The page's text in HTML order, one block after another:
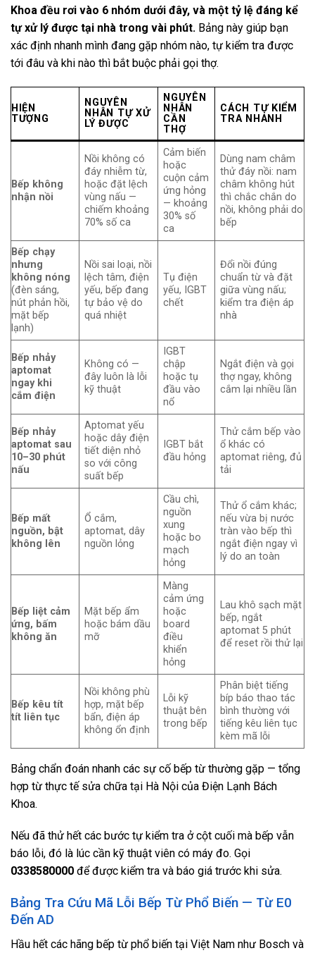
Khoa đều rơi vào 6 nhóm dưới đây, và một tỷ lệ đáng kể
tự xử lý được tại nhà trong vài phút. Bảng này giúp bạn
xác định nhanh mình đang gặp nhóm nào, tự kiểm tra được
tới đâu và khi nào thì bắt buộc phải gọi thợ.
HIỆN
TƯỢNG
NGUYÊN
NHÂN TỰ XỬ
LÝ ĐƯỢC
NGUYÊN
NHÂN
CẦN
THỢ
CÁCH TỰ KIỂM
TRA NHANH
Bếp không
nhận nồi
Nồi không có
đáy nhiễm từ,
hoặc đặt lệch
vùng nấu —
chiếm khoảng
70% số ca
Cảm biến
hoặc
cuộn cảm
ứng hỏng
— khoảng
30% số
ca
Dùng nam châm
thử đáy nồi: nam
châm không hút
thì chắc chắn do
nồi, không phải do
bếp
Bếp chạy
nhưng
không nóng
(đèn sáng,
nút phản hồi,
mặt bếp
lạnh)
Nồi sai loại, nồi
lệch tâm, điện
yếu, bếp đang
tự bảo vệ do
quá nhiệt
Tụ điện
yếu, IGBT
chết
Đổi nồi đúng
chuẩn từ và đặt
giữa vùng nấu;
kiểm tra điện áp
nhà
Bếp nhảy
aptomat
ngay khi
cắm điện
Không có —
đây luôn là lỗi
kỹ thuật
IGBT
chập
hoặc tụ
đầu vào
nổ
Ngắt điện và gọi
thợ ngay, không
cắm lại nhiều lần
Bếp nhảy
aptomat sau
10–30 phút
nấu
Aptomat yếu
hoặc dây điện
tiết diện nhỏ
so với công
suất bếp
IGBT bắt
đầu hỏng
Thử cắm bếp vào
ổ khác có
aptomat riêng, đủ
tải
Bếp mất
nguồn, bật
không lên
Ổ cắm,
aptomat, dây
nguồn lỏng
Cầu chì,
nguồn
xung
hoặc bo
mạch
hỏng
Thử ổ cắm khác;
nếu vừa bị nước
tràn vào bếp thì
ngắt điện ngay vì
lý do an toàn
Bếp liệt cảm
ứng, bấm
không ăn
Mặt bếp ẩm
hoặc bám dầu
mỡ
Màng
cảm ứng
hoặc
board
điều
khiển
hỏng
Lau khô sạch mặt
bếp, ngắt
aptomat 5 phút
để reset rồi thử lại
Bếp kêu tít
tít liên tục
Nồi không phù
hợp, mặt bếp
bẩn, điện áp
không ổn định
Lỗi kỹ
thuật bên
trong bếp
Phân biệt tiếng
bíp báo thao tác
bình thường với
tiếng kêu liên tục
kèm mã lỗi
Bảng chẩn đoán nhanh các sự cố bếp từ thường gặp — tổng
hợp từ thực tế sửa chữa tại Hà Nội của Điện Lạnh Bách
Khoa.
Nếu đã thử hết các bước tự kiểm tra ở cột cuối mà bếp vẫn
báo lỗi, đó là lúc cần kỹ thuật viên có máy đo. Gọi
0338580000 để được kiểm tra và báo giá trước khi sửa.
Bảng Tra Cứu Mã Lỗi Bếp Từ Phổ Biến — Từ E0
Đến AD
Hầu hết các hãng bếp từ phổ biến tại Việt Nam như Bosch và